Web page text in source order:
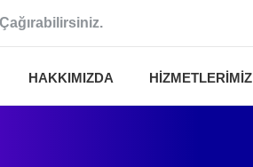
HAKKIMIZDA HIZMETLERIMIZ